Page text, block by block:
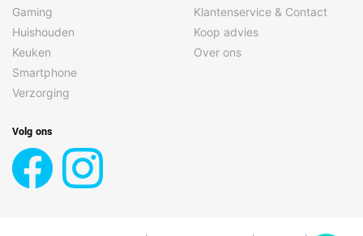
Gaming
Huishouden
Keuken
Smartphone
Verzorging
Klantenservice & Contact
Koop advies
Over ons
Volg ons